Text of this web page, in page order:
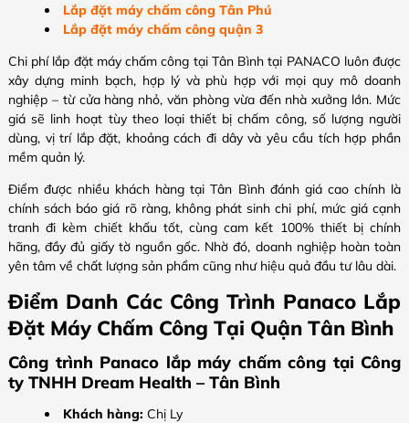
Lắp đặt máy chấm công Tân Phú
Lắp đặt máy chấm công quận 3
Chi phí lắp đặt máy chấm công tại Tân Bình tại PANACO luôn được
xây dựng minh bạch, hợp lý và phù hợp với mọi quy mô doanh
nghiệp – từ cửa hàng nhỏ, văn phòng vừa đến nhà xưởng lớn. Mức
giá sẽ linh hoạt tùy theo loại thiết bị chấm công, số lượng người
dùng, vị trí lắp đặt, khoảng cách đi dây và yêu cầu tích hợp phần
mềm quản lý.
Điểm được nhiều khách hàng tại Tân Bình đánh giá cao chính là
chính sách báo giá rõ ràng, không phát sinh chi phí, mức giá cạnh
tranh đi kèm chiết khấu tốt, cùng cam kết 100% thiết bị chính
hãng, đầy đủ giấy tờ nguồn gốc. Nhờ đó, doanh nghiệp hoàn toàn
yên tâm về chất lượng sản phẩm cũng như hiệu quả đầu tư lâu dài.
Điểm Danh Các Công Trình Panaco Lắp
Đặt Máy Chấm Công Tại Quận Tân Bình
Công trình Panaco lắp máy chấm công tại Công
ty TNHH Dream Health – Tân Bình
Khách hàng: Chị Ly